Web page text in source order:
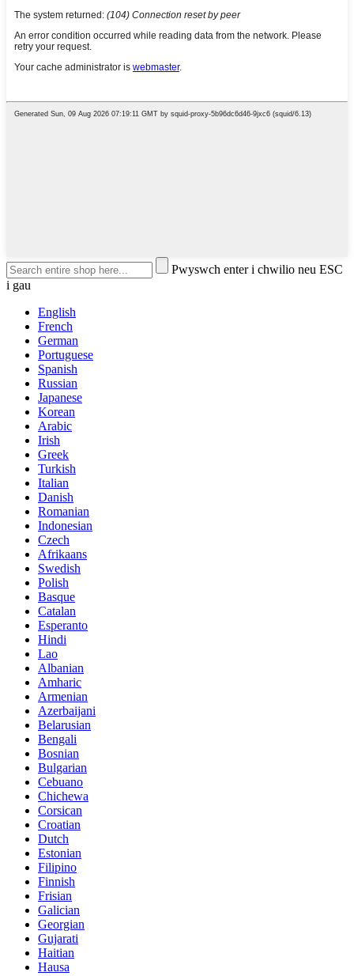
Pwyswch enter i chwilio neu ESC
i gau
English
French
German
Portuguese
Spanish
Russian
Japanese
Korean
Arabic
Irish
Greek
Turkish
Italian
Danish
Romanian
Indonesian
Czech
Afrikaans
Swedish
Polish
Basque
Catalan
Esperanto
Hindi
Lao
Albanian
Amharic
Armenian
Azerbaijani
Belarusian
Bengali
Bosnian
Bulgarian
Cebuano
Chichewa
Corsican
Croatian
Dutch
Estonian
Filipino
Finnish
Frisian
Galician
Georgian
Gujarati
Haitian
Hausa